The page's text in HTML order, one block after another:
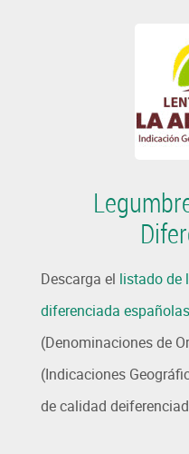
Descarga el listado de
diferenciada españolas
(Denominaciones de
(Indicaciones
de calidad